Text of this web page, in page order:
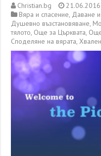
Christian.bg
21.06.2016
Вяра и спасение, Даване
Душевно възстановяване,
тялото, Още за Църквата,
Споделяне на вярата,